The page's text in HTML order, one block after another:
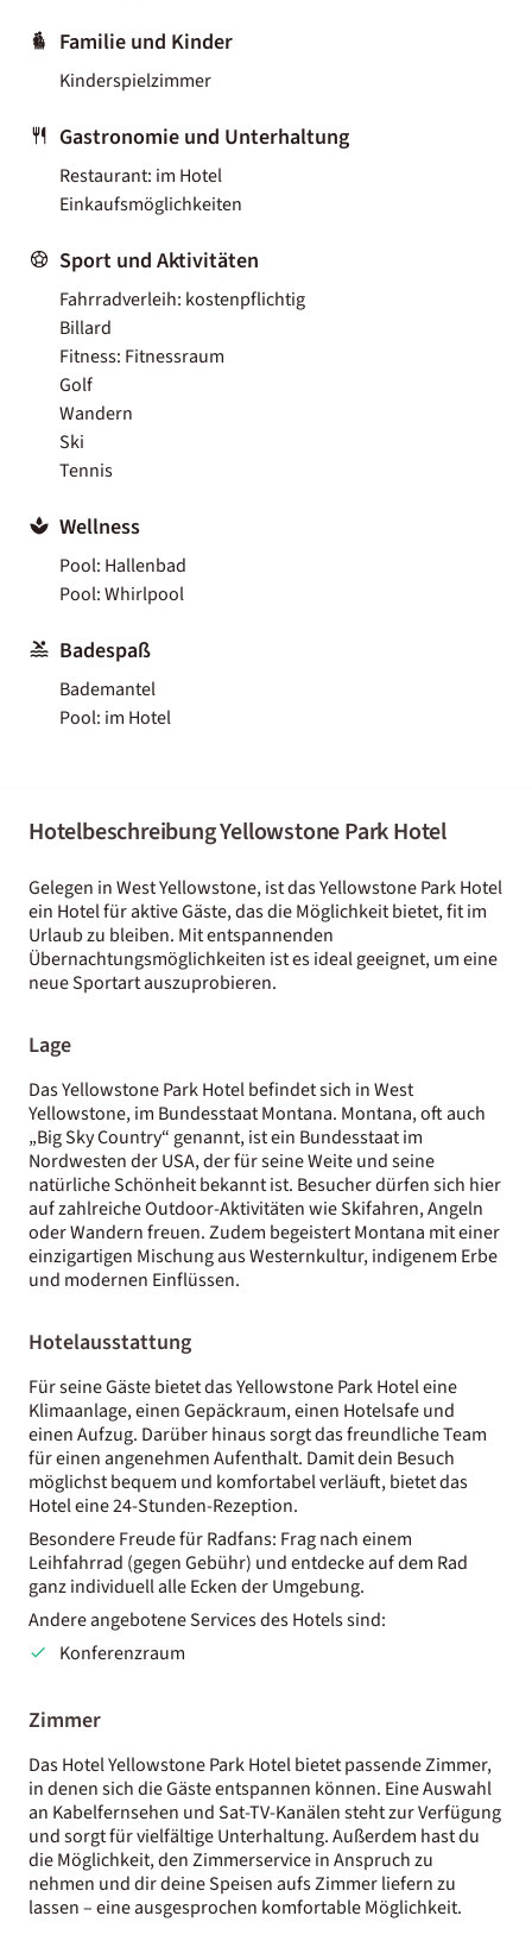
Familie und Kinder
Kinderspielzimmer
Gastronomie und Unterhaltung
Restaurant: im Hotel
Einkaufsmöglichkeiten
Sport und Aktivitäten
Fahrradverleih: kostenpflichtig
Billard
Fitness: Fitnessraum
Golf
Wandern
Ski
Tennis
Wellness
Pool: Hallenbad
Pool: Whirlpool
Badespaß
Bademantel
Pool: im Hotel
Hotelbeschreibung Yellowstone Park Hotel
Gelegen in West Yellowstone, ist das Yellowstone Park Hotel
ein Hotel für aktive Gäste, das die Möglichkeit bietet, fit im
Urlaub zu bleiben. Mit entspannenden
Übernachtungsmöglichkeiten ist es ideal geeignet, um eine
neue Sportart auszuprobieren.
Lage
Das Yellowstone Park Hotel befindet sich in West
Yellowstone, im Bundesstaat Montana. Montana, oft auch
„Big Sky Country“ genannt, ist ein Bundesstaat im
Nordwesten der USA, der für seine Weite und seine
natürliche Schönheit bekannt ist. Besucher dürfen sich hier
auf zahlreiche Outdoor-Aktivitäten wie Skifahren, Angeln
oder Wandern freuen. Zudem begeistert Montana mit einer
einzigartigen Mischung aus Westernkultur, indigenem Erbe
und modernen Einflüssen.
Hotelausstattung
Für seine Gäste bietet das Yellowstone Park Hotel eine
Klimaanlage, einen Gepäckraum, einen Hotelsafe und
einen Aufzug. Darüber hinaus sorgt das freundliche Team
für einen angenehmen Aufenthalt. Damit dein Besuch
möglichst bequem und komfortabel verläuft, bietet das
Hotel eine 24-Stunden-Rezeption.
Besondere Freude für Radfans: Frag nach einem
Leihfahrrad (gegen Gebühr) und entdecke auf dem Rad
ganz individuell alle Ecken der Umgebung.
Andere angebotene Services des Hotels sind:
Konferenzraum
Zimmer
Das Hotel Yellowstone Park Hotel bietet passende Zimmer,
in denen sich die Gäste entspannen können. Eine Auswahl
an Kabelfernsehen und Sat-TV-Kanälen steht zur Verfügung
und sorgt für vielfältige Unterhaltung. Außerdem hast du
die Möglichkeit, den Zimmerservice in Anspruch zu
nehmen und dir deine Speisen aufs Zimmer liefern zu
lassen – eine ausgesprochen komfortable Möglichkeit.